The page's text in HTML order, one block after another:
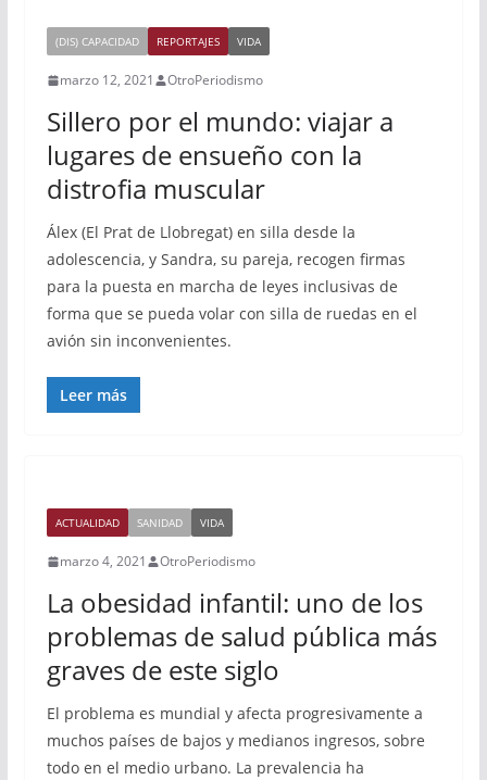
(DIS) CAPACIDAD REPORTAJES VIDA
marzo 12, 2021 OtroPeriodismo
Sillero por el mundo: viajar a
lugares de ensueño con la
distrofia muscular
Álex (El Prat de Llobregat) en silla desde la
adolescencia, y Sandra, su pareja, recogen firmas
para la puesta en marcha de leyes inclusivas de
forma que se pueda volar con silla de ruedas en el
avión sin inconvenientes.
Leer más
ACTUALIDAD SANIDAD VIDA
marzo 4, 2021 OtroPeriodismo
La obesidad infantil: uno de los
problemas de salud pública más
graves de este siglo
El problema es mundial y afecta progresivamente a
muchos países de bajos y medianos ingresos, sobre
todo en el medio urbano. La prevalencia ha